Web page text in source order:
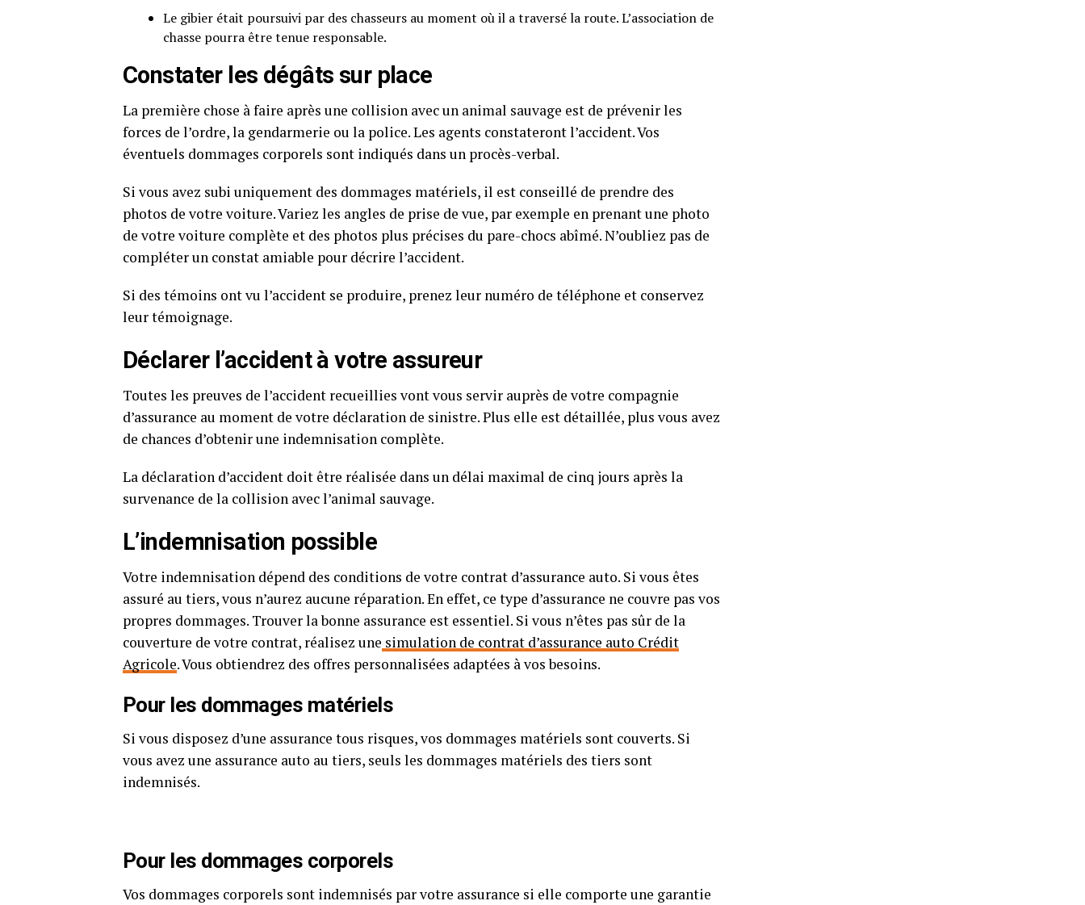
Le gibier était poursuivi par des chasseurs au moment où il a traversé la route. L’association de
chasse pourra être tenue responsable.
Constater les dégâts sur place
La première chose à faire après une collision avec un animal sauvage est de prévenir les
forces de l’ordre, la gendarmerie ou la police. Les agents constateront l’accident. Vos
éventuels dommages corporels sont indiqués dans un procès-verbal.
Si vous avez subi uniquement des dommages matériels, il est conseillé de prendre des
photos de votre voiture. Variez les angles de prise de vue, par exemple en prenant une photo
de votre voiture complète et des photos plus précises du pare-chocs abîmé. N’oubliez pas de
compléter un constat amiable pour décrire l’accident.
Si des témoins ont vu l’accident se produire, prenez leur numéro de téléphone et conservez
leur témoignage.
Déclarer l’accident à votre assureur
Toutes les preuves de l’accident recueillies vont vous servir auprès de votre compagnie
d’assurance au moment de votre déclaration de sinistre. Plus elle est détaillée, plus vous avez
de chances d’obtenir une indemnisation complète.
La déclaration d’accident doit être réalisée dans un délai maximal de cinq jours après la
survenance de la collision avec l’animal sauvage.
L’indemnisation possible
Votre indemnisation dépend des conditions de votre contrat d’assurance auto. Si vous êtes
assuré au tiers, vous n’aurez aucune réparation. En effet, ce type d’assurance ne couvre pas vos
propres dommages. Trouver la bonne assurance est essentiel. Si vous n’êtes pas sûr de la
couverture de votre contrat, réalisez une simulation de contrat d’assurance auto Crédit
Agricole. Vous obtiendrez des offres personnalisées adaptées à vos besoins.
Pour les dommages matériels
Si vous disposez d’une assurance tous risques, vos dommages matériels sont couverts. Si
vous avez une assurance auto au tiers, seuls les dommages matériels des tiers sont
indemnisés.
Pour les dommages corporels
Vos dommages corporels sont indemnisés par votre assurance si elle comporte une garantie